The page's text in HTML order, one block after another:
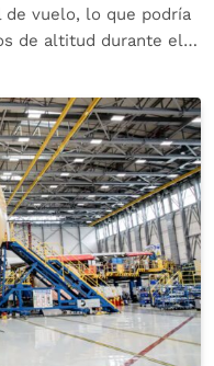
vuelo, lo que podría
de altitud durante el…